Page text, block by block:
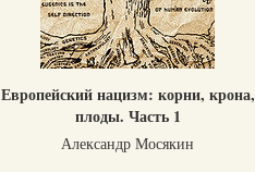
Европейский нацизм: корни, крона,
плоды. Часть 1
Александр Мосякин